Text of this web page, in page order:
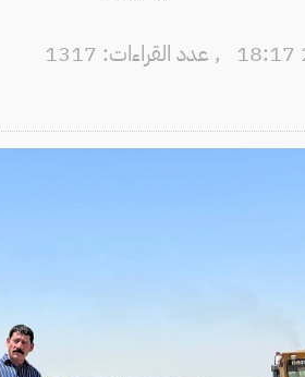
, عدد القراءات: 1317